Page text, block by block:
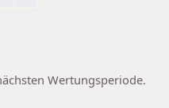
Wertungsperiode.